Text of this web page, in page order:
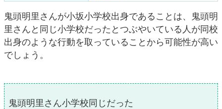
鬼頭明里さんが小坂小学校出身であることは、鬼頭明
里さんと同じ小学校だったとつぶやいている人が同校
出身のような行動を取っていることから可能性が高い
でしょう。
鬼頭明里さん小学校同じだった